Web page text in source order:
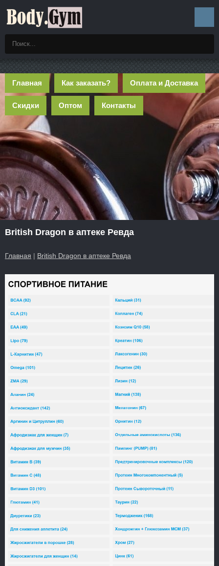
Главная Как заказать? Оплата и Доставка
Скидки Оптом Контакты
British Dragon в аптеке Ревда
Главная | British Dragon в аптеке Ревда